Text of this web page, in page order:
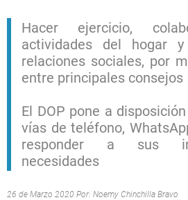
Hacer ejercicio,
actividades del hogar
relaciones sociales, por
entre principales consejos
El DOP pone a
vías de teléfono,
responder a sus
necesidades
26 de Marzo 2020 Por: Noemy Chinchilla Bravo